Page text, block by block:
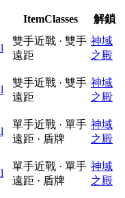
ItemClasses
解鎖
雙手近戰 · 雙手
遠距
神域
之殿
雙手近戰 · 雙手
遠距
神域
之殿
單手近戰 · 單手
遠距 · 盾牌
神域
之殿
單手近戰 · 單手
遠距 · 盾牌
神域
之殿